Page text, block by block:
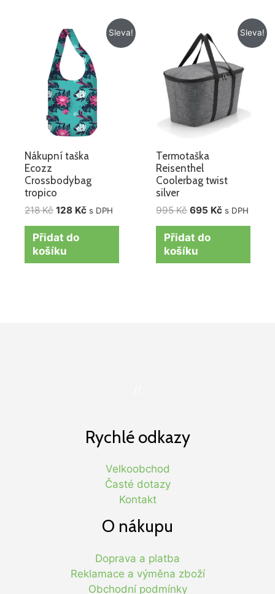
Sleva!
Nákupní taška
Ecozz
Crossbodybag
tropico
218Kč
Původní
cena
byla:
218 Kč.
128 Kč
Aktuální
cena
je:
128 Kč.
s DPH
Přidat do
košíku
Sleva!
Termotaška
Reisenthel
Coolerbag twist
silver
995Kč
cena
byla:
995 Kč.
695 Kč
Aktuální
cena
695 Kč.
s DPH
Přidat do
košíku
Rychlé odkazy
Velkoobchod
Časté dotazy
Kontakt
O nákupu
Doprava a platba
Reklamace a výměna zboží
Obchodní podmínky